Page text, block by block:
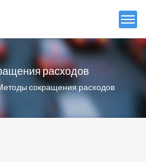
расходов
сокращения расходов